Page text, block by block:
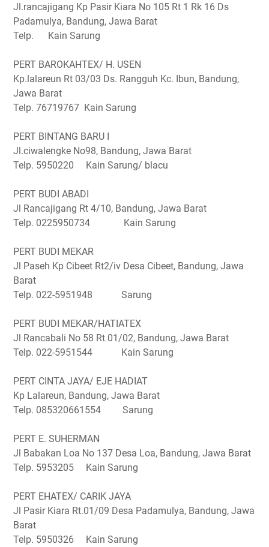
Jl.rancajigang Kp Pasir Kiara No 105 Rt 1 Rk 16 Ds
Padamulya, Bandung, Jawa Barat
Telp. Kain Sarung
PERT BAROKAHTEX/ H. USEN
Kp.lalareun Rt 03/03 Ds. Rangguh Kc. Ibun, Bandung,
Jawa Barat
Telp. 76719767 Kain Sarung
PERT BINTANG BARU I
Jl.ciwalengke No98, Bandung, Jawa Barat
Telp. 5950220 Kain Sarung/ blacu
PERT BUDI ABADI
Jl Rancajigang Rt 4/10, Bandung, Jawa Barat
Telp. 0225950734 Kain Sarung
PERT BUDI MEKAR
Jl Paseh Kp Cibeet Rt2/iv Desa Cibeet, Bandung, Jawa
Barat
Telp. 022-5951948 Sarung
PERT BUDI MEKAR/HATIATEX
Jl Rancabali No 58 Rt 01/02, Bandung, Jawa Barat
Telp. 022-5951544 Kain Sarung
PERT CINTA JAYA/ EJE HADIAT
Kp Lalareun, Bandung, Jawa Barat
Telp. 085320661554 Sarung
PERT E. SUHERMAN
Jl Babakan Loa No 137 Desa Loa, Bandung, Jawa Barat
Telp. 5953205 Kain Sarung
PERT EHATEX/ CARIK JAYA
Jl Pasir Kiara Rt.01/09 Desa Padamulya, Bandung, Jawa
Barat
Telp. 5950326 Kain Sarung